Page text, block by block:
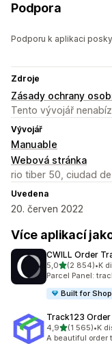
Podpora
Podporu k aplikaci
Zdroje
Zásady ochrany
Tento vývojář
Vývojář
Manuable
Webová stránka
rio tiber 50, ciudad
Uvedena
20. červen 2022
Více aplikací
CWILL Order
5,0z 5 hvězd
(2 854)
Celkový počet
•K
Parcel Panel:
Built for
Track123
4,9z 5 hvězd
(1 565)
Celkový počet
•K
A beautiful order